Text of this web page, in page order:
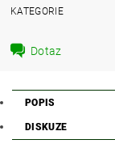
KATEGORIE
Dotaz
POPIS
DISKUZE